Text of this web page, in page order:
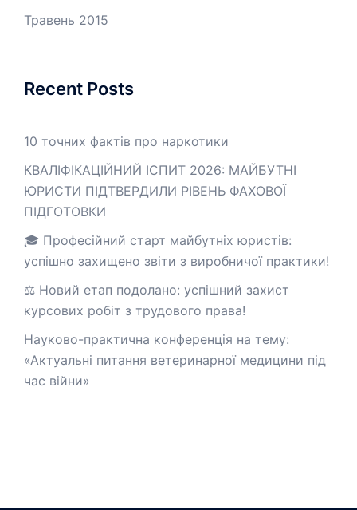
Травень 2015
Recent Posts
10 точних фактів про наркотики
КВАЛІФІКАЦІЙНИЙ ІСПИТ 2026: МАЙБУТНІ
ЮРИСТИ ПІДТВЕРДИЛИ РІВЕНЬ ФАХОВОЇ
ПІДГОТОВКИ
🎓 Професійний старт майбутніх юристів:
успішно захищено звіти з виробничої практики!
⚖️ Новий етап подолано: успішний захист
курсових робіт з трудового права!
Науково-практична конференція на тему:
«Актуальні питання ветеринарної медицини під
час війни»